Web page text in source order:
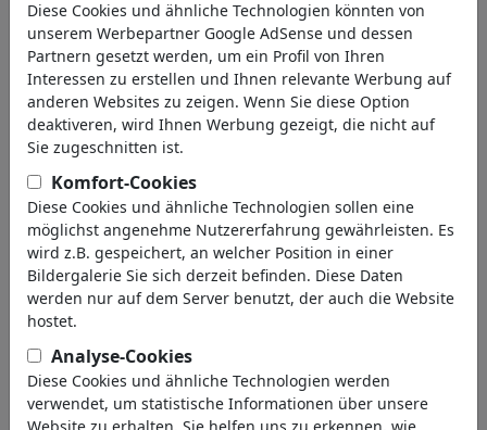
Angewurzelt
#484811 / 608 mal angesehen
0
Diese Cookies und ähnliche Technologien könnten von
unserem Werbepartner Google AdSense und dessen
Partnern gesetzt werden, um ein Profil von Ihren
Interessen zu erstellen und Ihnen relevante Werbung auf
anderen Websites zu zeigen. Wenn Sie diese Option
deaktiveren, wird Ihnen Werbung gezeigt, die nicht auf
Sie zugeschnitten ist.
Komfort-Cookies
Diese Cookies und ähnliche Technologien sollen eine
möglichst angenehme Nutzererfahrung gewährleisten. Es
wird z.B. gespeichert, an welcher Position in einer
Bildergalerie Sie sich derzeit befinden. Diese Daten
werden nur auf dem Server benutzt, der auch die Website
hostet.
Analyse-Cookies
Diese Cookies und ähnliche Technologien werden
verwendet, um statistische Informationen über unsere